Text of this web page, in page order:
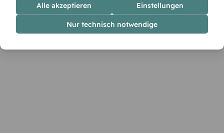
Alle akzeptieren Einstellungen
Nur technisch notwendige